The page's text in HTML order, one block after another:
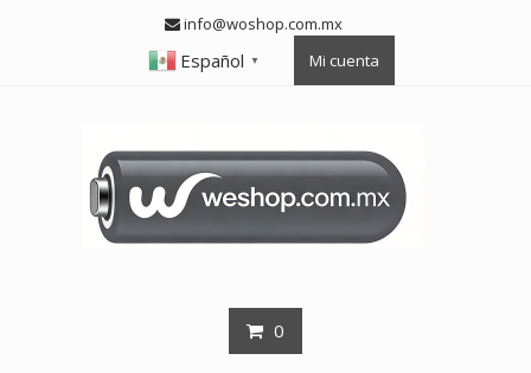
info@woshop.com.mx
Español ▼ Mi cuenta
0